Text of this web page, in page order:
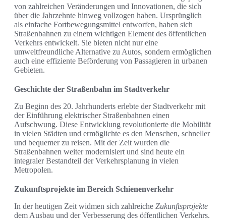
von zahlreichen Veränderungen und Innovationen, die sich
über die Jahrzehnte hinweg vollzogen haben. Ursprünglich
als einfache Fortbewegungsmittel entworfen, haben sich
Straßenbahnen zu einem wichtigen Element des öffentlichen
Verkehrs entwickelt. Sie bieten nicht nur eine
umweltfreundliche Alternative zu Autos, sondern ermöglichen
auch eine effiziente Beförderung von Passagieren in urbanen
Gebieten.
Geschichte der Straßenbahn im Stadtverkehr
Zu Beginn des 20. Jahrhunderts erlebte der Stadtverkehr mit
der Einführung elektrischer Straßenbahnen einen
Aufschwung. Diese Entwicklung revolutionierte die Mobilität
in vielen Städten und ermöglichte es den Menschen, schneller
und bequemer zu reisen. Mit der Zeit wurden die
Straßenbahnen weiter modernisiert und sind heute ein
integraler Bestandteil der Verkehrsplanung in vielen
Metropolen.
Zukunftsprojekte im Bereich Schienenverkehr
In der heutigen Zeit widmen sich zahlreiche Zukunftsprojekte
dem Ausbau und der Verbesserung des öffentlichen Verkehrs.